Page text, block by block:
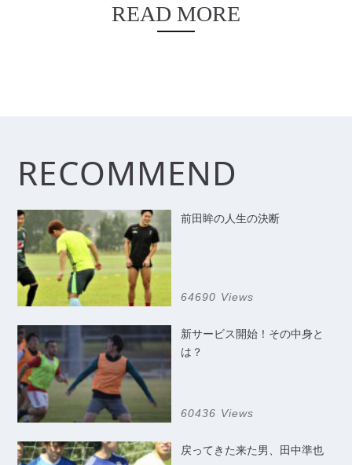
READ MORE
RECOMMEND
前田眸の人生の決断
64690 Views
新サービス開始！その中身と
は？
60436 Views
戻ってきた来た男、田中準也